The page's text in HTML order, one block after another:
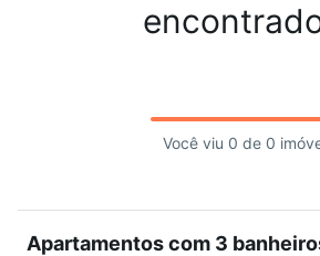
Você viu 0 de 0
Apartamentos com 3